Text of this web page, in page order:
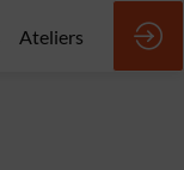
Ateliers